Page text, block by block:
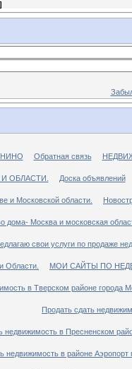
]
Обратная связь
ОБЛАСТИ. Доска объявлений
Московской области.
дома- Москва и московская
свои услуги по продаже
Области. МОИ САЙТЫ ПО
в Тверском районе города
Продать сдать
недвижимость в Пресненском
недвижимость в районе